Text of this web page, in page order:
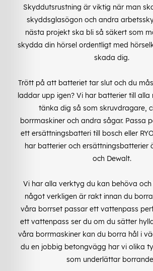
Skyddutsrustning är viktig när man
skyddsglasögon och andra
nästa projekt ska bli så säkert som
skydda din hörsel ordentligt med
skada dig.
Trött på att batteriet tar slut och du
laddar upp igen? Vi har batterier till alla
tänka dig så som skruvdragare,
borrmaskiner och andra sågar. Passa
ett ersättningsbatteri till bosch eller
har batterier och ersättningsbatterier
och Dewalt.
Vi har alla verktyg du kan behöva
något verkligen är rakt innan du
våra borrset passar ett vattenpass
ett vattenpass ser du om du sätter
våra borrmaskiner kan du borra hål i
du en jobbig betongvägg har vi olika
som underlättar